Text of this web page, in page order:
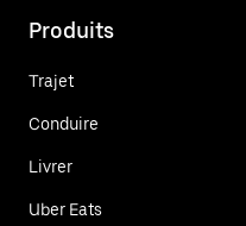
Produits
Trajet
Conduire
Livrer
Uber Eats